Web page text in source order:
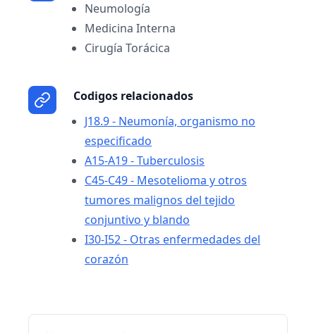
Neumología
Medicina Interna
Cirugía Torácica
Codigos relacionados
J18.9 - Neumonía, organismo no
especificado
A15-A19 - Tuberculosis
C45-C49 - Mesotelioma y otros
tumores malignos del tejido
conjuntivo y blando
I30-I52 - Otras enfermedades del
corazón